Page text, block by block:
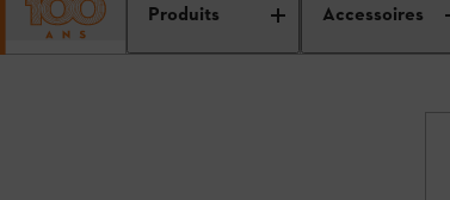
Produits Accessoires